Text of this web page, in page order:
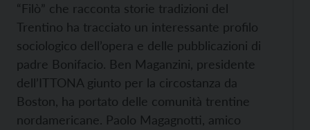
“Filò” che racconta storie tradizioni del
Trentino ha tracciato un interessante profilo
sociologico dell’opera e delle pubblicazioni di
padre Bonifacio. Ben Maganzini, presidente
dell’ITTONA giunto per la circostanza da
Boston, ha portato delle comunità trentine
nordamericane. Paolo Magagnotti, amico